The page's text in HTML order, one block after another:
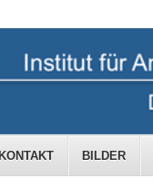
KONTAKT BILDER